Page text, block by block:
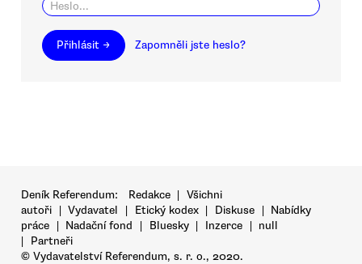
Přihlásit → Zapomněli jste heslo?
Deník Referendum: Redakce | Všichni
autoři | Vydavatel | Etický kodex | Diskuse | Nabídky
práce | Nadační fond | Bluesky | Inzerce | null
|
Partneři
© Vydavatelství Referendum, s. r. o., 2020.